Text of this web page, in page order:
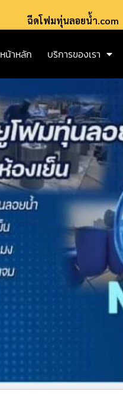
ฉีดโฟมทุ่นลอยน้ำ.com
หน้าหลัก บริการของเรา